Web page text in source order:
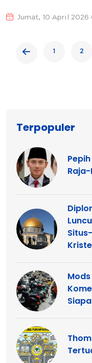
Jumat, 10 April 2026
1 2
Terpopuler